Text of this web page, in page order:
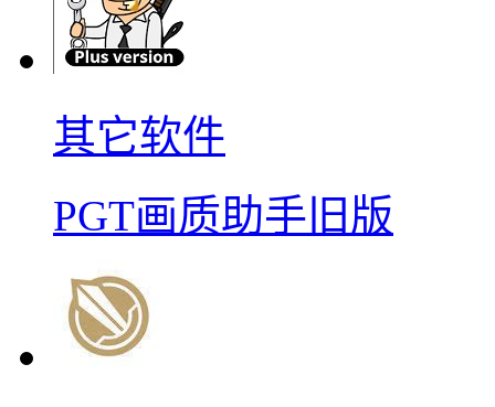
其它软件
PGT画质助手旧版